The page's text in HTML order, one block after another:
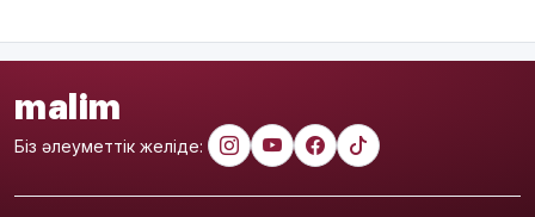
malim
Біз әлеуметтік желіде: